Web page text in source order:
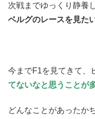
次戦までゆっくり静養
ベルグのレースを見た
今までF1を見てきて、
てないなと思うことが
どんなことがあったか